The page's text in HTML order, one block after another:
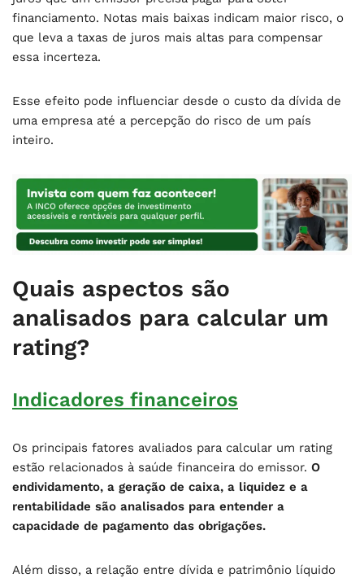
financiamento. Notas mais baixas indicam maior risco, o
que leva a taxas de juros mais altas para compensar
essa incerteza.
Esse efeito pode influenciar desde o custo da dívida de
uma empresa até a percepção do risco de um país
inteiro.
Quais aspectos são
analisados para calcular um
rating?
Indicadores financeiros
Os principais fatores avaliados para calcular um rating
estão relacionados à saúde financeira do emissor. O
endividamento, a geração de caixa, a liquidez e a
rentabilidade são analisados para entender a
capacidade de pagamento das obrigações.
Além disso, a relação entre dívida e patrimônio líquido